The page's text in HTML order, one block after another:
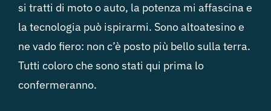
si tratti di moto o auto, la potenza mi affascina e
la tecnologia può ispirarmi. Sono altoatesino e
ne vado fiero: non c’è posto più bello sulla terra.
Tutti coloro che sono stati qui prima lo
confermeranno.